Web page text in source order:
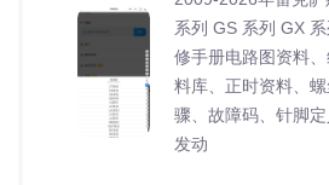
系列 GS 系列 GX
修手册电路图资料
料库、正时资料、
骤、故障码、针脚定
发动